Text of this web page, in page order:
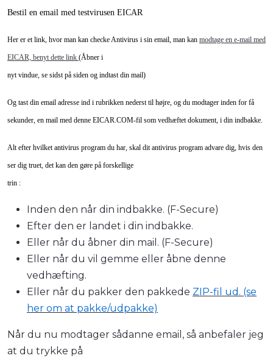
Bestil en email med testvirusen EICAR
Her er et link, hvor man kan checke Antivirus i sin email, man kan modtage en e-mail med
EICAR, benyt dette link (Åbner i
nyt vindue, se sidst på siden og indtast din mail)
Og tast din email adresse ind i rubrikken nederst til højre, og du modtager inden for få
sekunder, en mail med denne EICAR.COM-fil som vedhæftet dokument, i din indbakke.
Alt efter hvilket antivirus program du har, skal dit antivirus program advare dig, hvis den
ser dig truet, det kan den gøre på forskellige
trin :
Inden den når din indbakke. (F-Secure)
Efter den er landet i din indbakke.
Eller når du åbner din mail. (F-Secure)
Eller når du vil gemme eller åbne denne
vedhæfting.
Eller når du pakker den pakkede ZIP-fil ud. (se
her om at pakke/udpakke)
Når du nu modtager sådanne email, så anbefaler jeg
at du trykke på